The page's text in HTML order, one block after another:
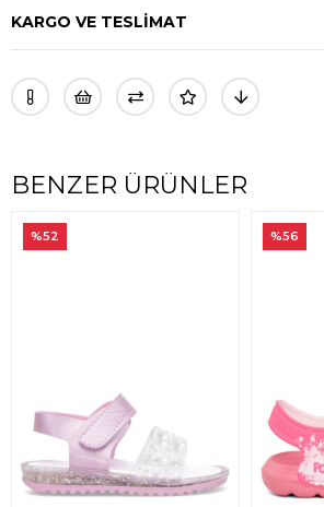
KARGO VE TESLİMAT
BENZER ÜRÜNLER
%52 %56